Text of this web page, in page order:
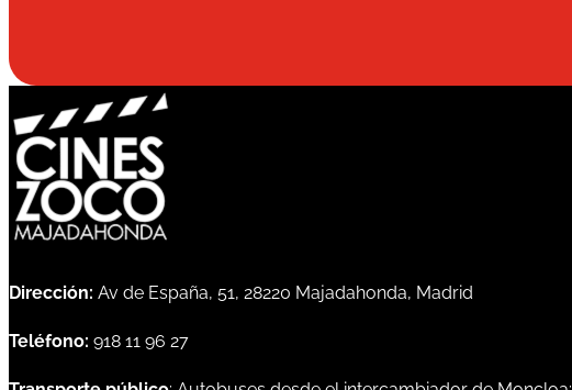
Dirección: Av de España, 51, 28220 Majadahonda, Madrid
Teléfono: 918 11 96 27